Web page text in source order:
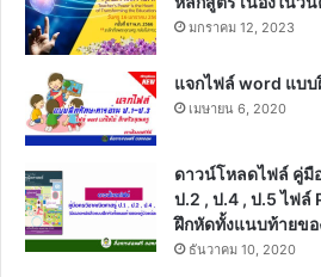
มกราคม 12, 2023
แจกไฟล์ word แบ
เมษายน 6, 2020
ดาวน์โหลดไฟล์ คู่มื
ป.2 , ป.4 , ป.5 ไฟล์
ฝึกหัดทั้งแนบท้ายขอ
ธันวาคม 10, 2020